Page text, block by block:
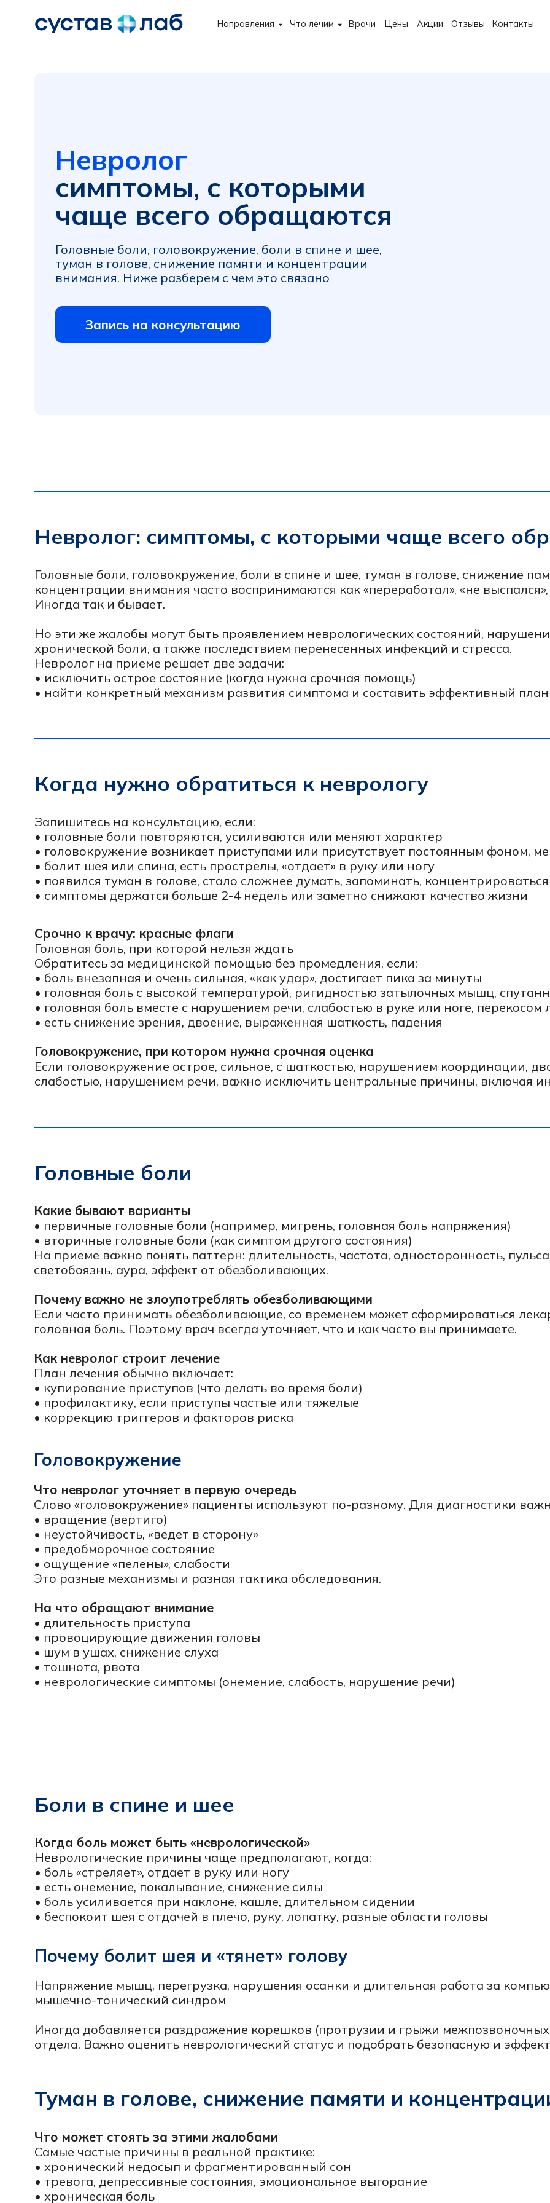
+7 (495)
Направления Врачи
Что лечим Цены Отзывы Контакты
Акции
Головные боли, головокружение, боли в спине и шее,
туман в голове, снижение памяти и концентрации
внимания. Ниже разберем с чем это связано
Невролог
симптомы, с которыми
чаще всего обращаются
Что может стоять за этими жалобами
Самые частые причины в реальной практике:
• тревога, депрессивные состояния, эмоциональное выгорание
• хроническая боль
• побочные эффекты лекарств
• последствия перенесенных заболеваний и длительного стресса
персонализированно подобрать схему лечения и при необходимости подключить смежных
Когда стоит обследоваться быстрее
Головные боли
концентрации внимания часто воспринимаются как «переработал», «не выспался», «на
Иногда так и бывает.
хронической боли, а также последствием перенесенных инфекций и стресса.
Невролог на приеме решает две задачи:
• исключить острое состояние (когда нужна срочная помощь)
Головокружение
Что невролог уточняет в первую очередь
• вращение (вертиго)
• неустойчивость, «ведет в сторону»
• предобморочное состояние
• ощущение «пелены», слабости
Это разные механизмы и разная тактика обследования.
• провоцирующие движения головы
• шум в ушах, снижение слуха
• тошнота, рвота
• неврологические симптомы (онемение, слабость, нарушение речи)
Почему болит шея и «тянет» голову
Иногда добавляется раздражение корешков (протрузии и грыжи межпозвоночных дисков)
Какие бывают варианты
Если часто принимать обезболивающие, со временем может сформироваться лекарственно-
Как невролог строит лечение
План лечения обычно включает:
• купирование приступов (что делать во время боли)
• профилактику, если приступы частые или тяжелые
• коррекцию триггеров и факторов риска
Срочно к врачу: красные флаги
Головная боль, при которой нельзя ждать
Обратитесь за медицинской помощью без промедления, если:
• боль внезапная и очень сильная, «как удар», достигает пика за минуты
• головная боль с высокой температурой, ригидностью затылочных мышц, спутанностью
• головная боль вместе с нарушением речи, слабостью в руке или ноге, перекосом лица
Головокружение, при котором нужна срочная оценка
Если головокружение острое, сильное, с шаткостью, нарушением координации, двоением,
слабостью, нарушением речи, важно исключить центральные причины, включая инсульт.
Боли в спине и шее
Когда боль может быть «неврологической»
Неврологические причины чаще предполагают, когда:
• боль «стреляет», отдает в руку или ногу
• есть онемение, покалывание, снижение силы
Как проходит прием невролога
1) Сбор жалоб и анамнеза
Врач уточняет начало симптомов, динамику, провоцирующие факторы, фоновые болезни,
нагрузки.
2) Неврологический осмотр
Туман в голове, снижение памяти и концентрации
Когда нужно обратиться к неврологу
• болит шея или спина, есть прострелы, «отдает» в руку или ногу
• появился туман в голове, стало сложнее думать, запоминать, концентрироваться
• симптомы держатся больше 2-4 недель или заметно снижают качество жизни